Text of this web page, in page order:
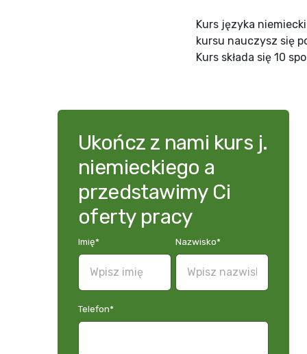
Kurs języka
kursu nauczysz się
Kurs składa się 10
Ukończ z nami kurs j.
niemieckiego a
przedstawimy Ci
oferty pracy
Imię* Nazwisko*
Telefon*